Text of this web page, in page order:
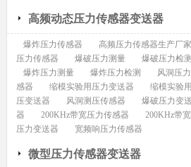
高频动态压力传感器变送器
爆炸压力传感器 高频压力传感器生产厂家
压力传感器
爆破压力测量 爆破压力检测
爆炸压力测量
爆炸压力检测 风洞压
感器
缩模实验用压力变送器 缩模实验
压变送器
风洞测压传感器 爆破压力变
器
200KHz带宽压力传感器 200KHz带
压力变送器
宽频响压力传感器
微型压力传感器变送器